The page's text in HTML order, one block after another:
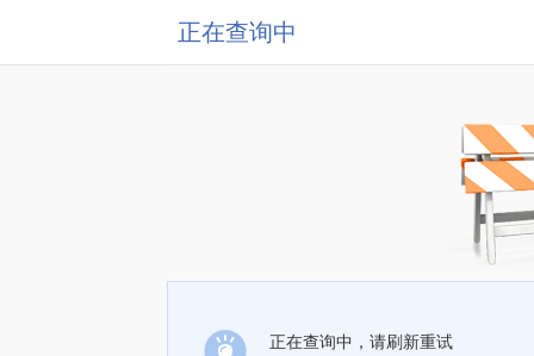
正在查询中
正在查询中，请刷新重试